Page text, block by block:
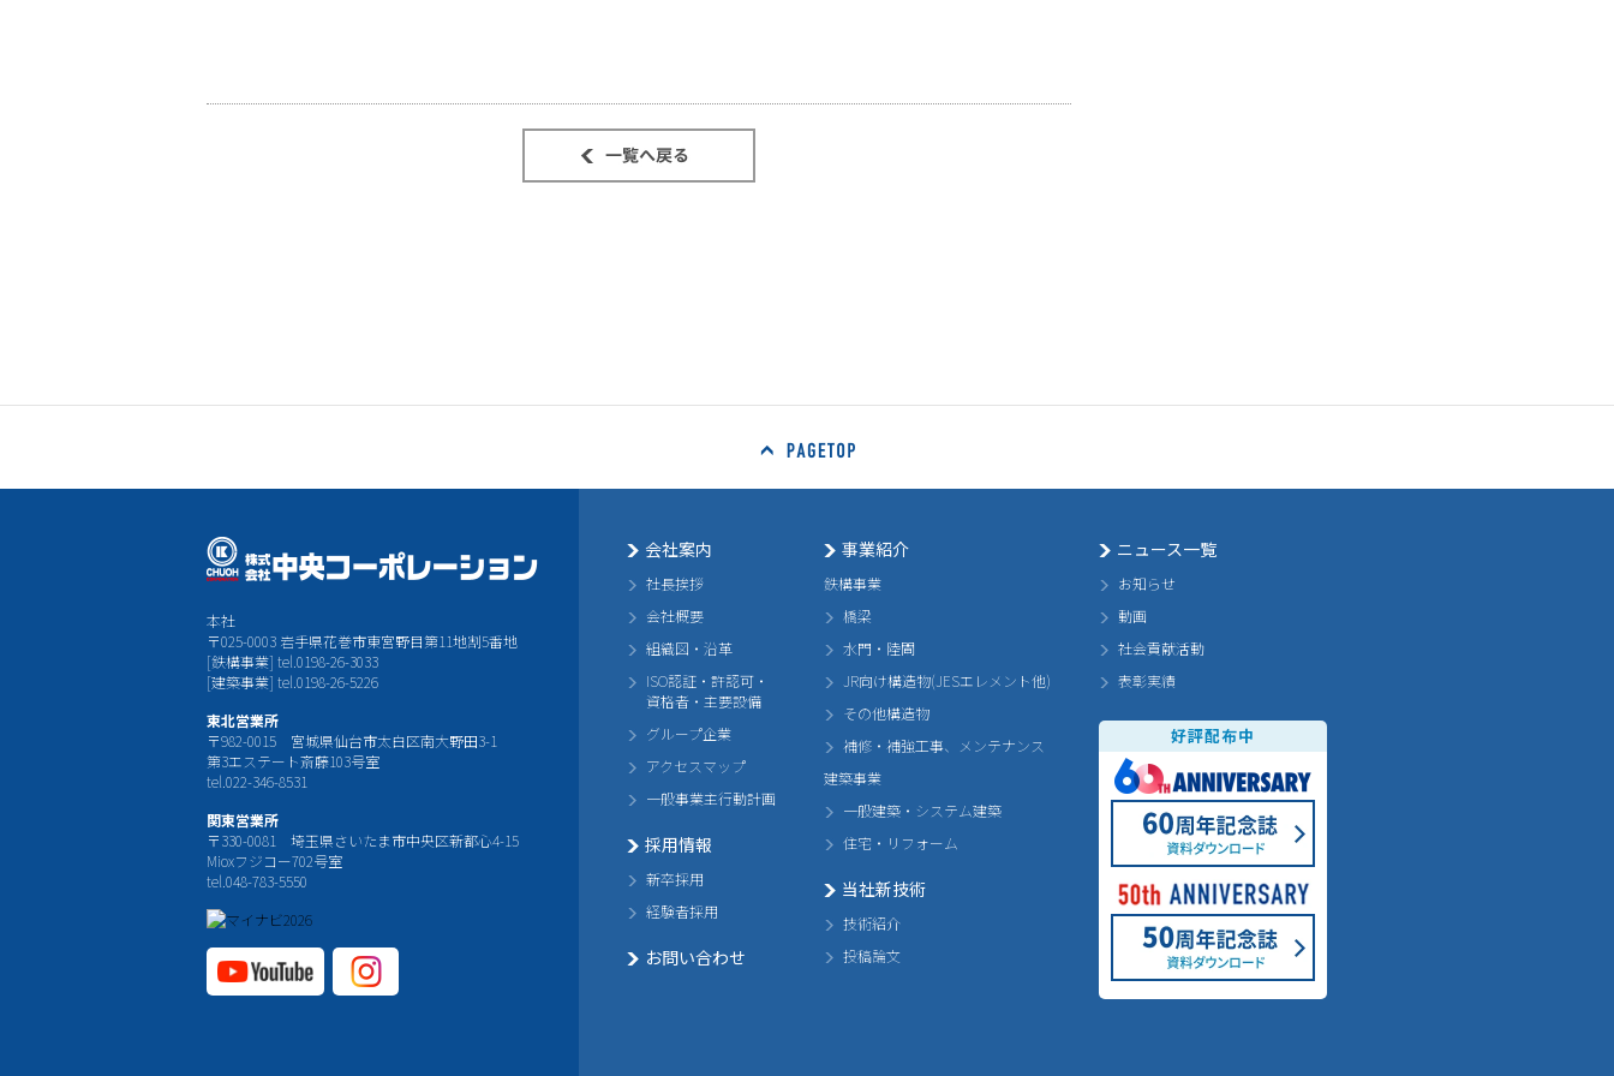
本社
〒025-0003 岩手県花巻市東宮野目第11地割5番地
[鉄構事業] tel.0198-26-3033
[建築事業] tel.0198-26-5226
東北営業所
〒982-0015 宮城県仙台市太白区南大野田3-1
第3エステート斎藤103号室
tel.022-346-8531
関東営業所
〒330-0081 埼玉県さいたま市中央区新都心4-15
Mioxフジコー702号室
tel.048-783-5550
会社案内
社長挨拶
会社概要
組織図・沿革
ISO認証・許認可・
資格者・主要設備
グループ企業
アクセスマップ
一般事業主行動計画
採用情報
新卒採用
経験者採用
お問い合わせ
事業紹介
鉄構事業
橋梁
水門・陸閘
JR向け構造物(JESエレメント他)
その他構造物
補修・補強工事、メンテナンス
建築事業
一般建築・システム建築
住宅・リフォーム
当社新技術
技術紹介
投稿論文
ニュース一覧
お知らせ
動画
社会貢献活動
表彰実績
好評配布中
60th Annivarsary
50th Annivarsary